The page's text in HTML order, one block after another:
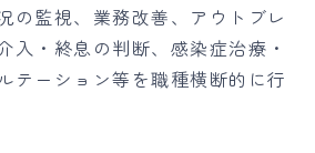
の監視、業務改善、アウトブレ
入・終息の判断、感染症治療・
テーション等を職種横断的に行